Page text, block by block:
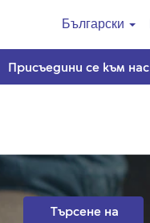
Български
Присъедини се към нас